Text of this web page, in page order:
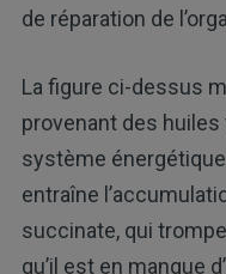
de réparation de
La figure ci-dessus
provenant des
système
entraîne
succinate, qui
qu’il est en manque